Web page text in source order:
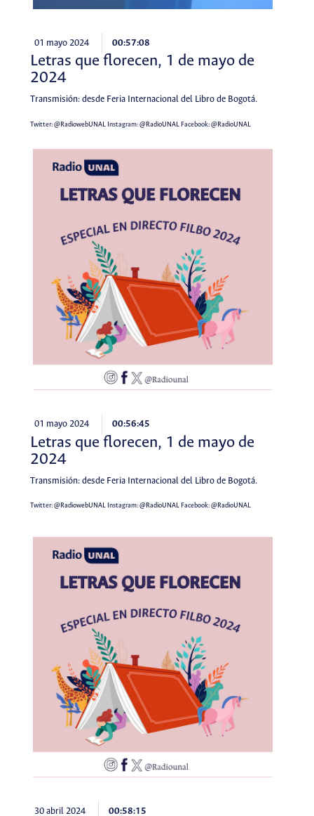
01 mayo 2024 00:57:08
Letras que florecen, 1 de mayo de
2024
Transmisión: desde Feria Internacional del Libro de Bogotá.
Twitter:@RadiowebUNALInstagram:@RadioUNALFacebook:@RadioUNAL
01 mayo 2024 00:56:45
Letras que florecen, 1 de mayo de
2024
Transmisión: desde Feria Internacional del Libro de Bogotá.
Twitter:@RadiowebUNALInstagram:@RadioUNALFacebook:@RadioUNAL
30 abril 2024 00:58:15